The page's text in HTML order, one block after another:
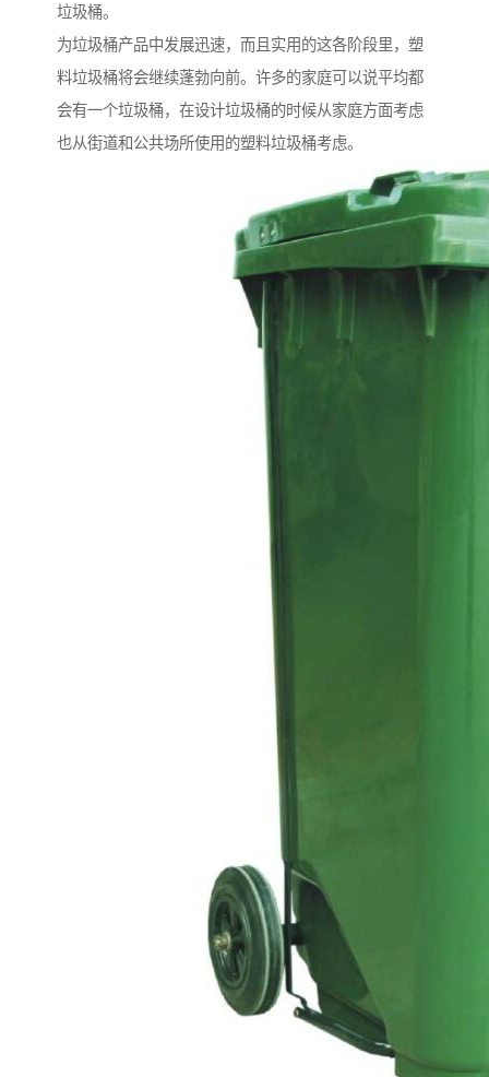
垃圾桶。
为垃圾桶产品中发展迅速，而且实用的这各阶段里，塑
料垃圾桶将会继续蓬勃向前。许多的家庭可以说平均都
会有一个垃圾桶，在设计垃圾桶的时候从家庭方面考虑
也从街道和公共场所使用的塑料垃圾桶考虑。